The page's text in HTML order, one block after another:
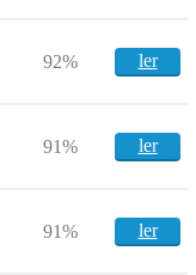
92% ler
91% ler
91% ler